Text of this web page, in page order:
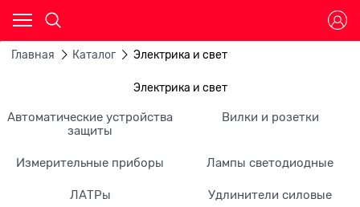
Главная Каталог Электрика и свет
Электрика и свет
Автоматические устройства
защиты
Вилки и розетки
Измерительные приборы Лампы светодиодные
ЛАТРы Удлинители силовые